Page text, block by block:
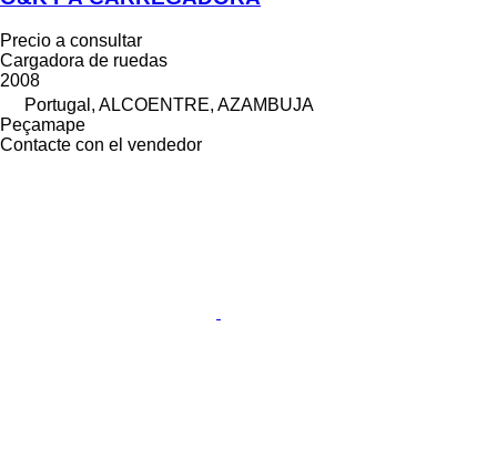
Precio a consultar
Cargadora de ruedas
2008
Portugal, ALCOENTRE, AZAMBUJA
Peçamape
Contacte con el vendedor